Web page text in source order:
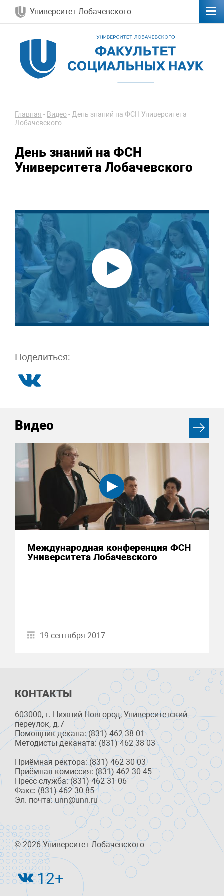
Университет Лобачевского
Главная - Видео -День знаний на ФСН Университета
Лобачевского
День знаний на ФСН
Университета Лобачевского
Поделиться:
Видео
Международная конференция ФСН
Университета Лобачевского
19 сентября 2017
КОНТАКТЫ
603000, г. Нижний Новгород, Университетский
переулок, д.7
Помощник декана: (831) 462 38 01
Методисты деканата: (831) 462 38 03
Приёмная ректора: (831) 462 30 03
Приёмная комиссия: (831) 462 30 45
Пресс-служба: (831) 462 31 06
Факс: (831) 462 30 85
Эл. почта: unn@unn.ru
© 2026 Университет Лобачевского
12+